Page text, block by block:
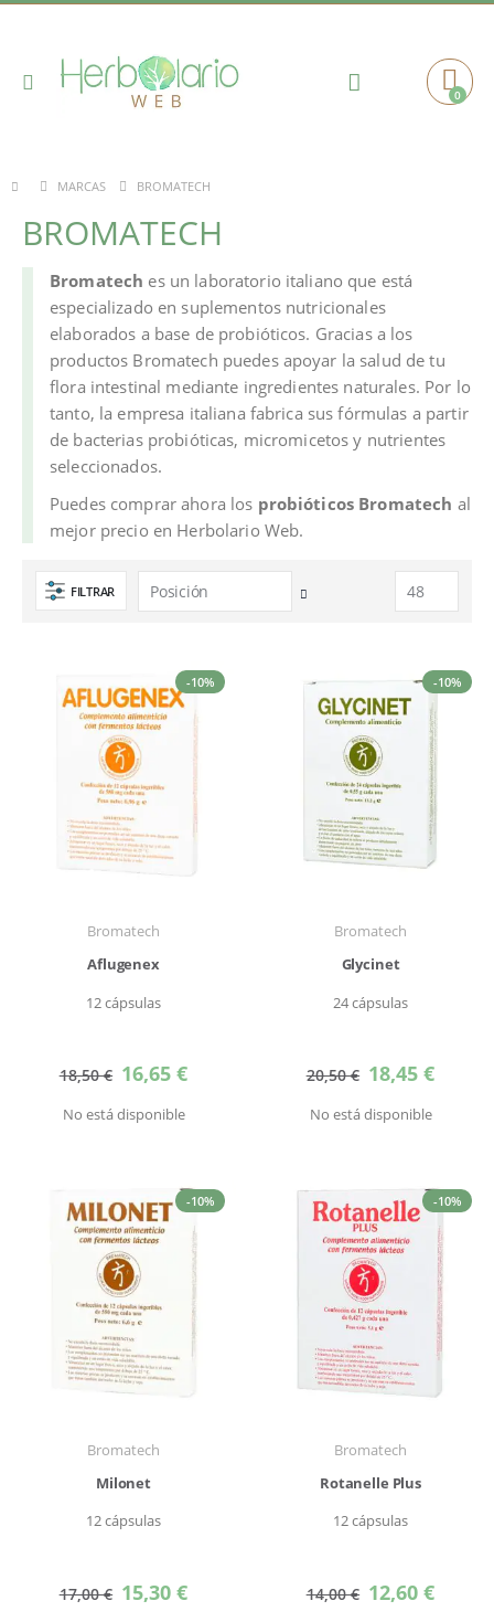
Toggle
Cart0
MARCAS BROMATECH
BROMATECH
Bromatech es un laboratorio italiano que está
especializado en suplementos nutricionales
elaborados a base de probióticos. Gracias a los
productos Bromatech puedes apoyar la salud de tu
flora intestinal mediante ingredientes naturales. Por lo
tanto, la empresa italiana fabrica sus fórmulas a partir
de bacterias probióticas, micromicetos y nutrientes
seleccionados.
Puedes comprar ahora los probióticos Bromatech al
mejor precio en Herbolario Web.
FILTRAR
Fijar
-10%
Bromatech
Aflugenex
12 cápsulas
18,50 € Precio
especial
16,65 €
No está disponible
-10%
Bromatech
Glycinet
24 cápsulas
20,50 € Precio
especial
18,45 €
No está disponible
-10%
Bromatech
Milonet
12 cápsulas
17,00 € Precio
especial
15,30 €
-10%
Bromatech
Rotanelle Plus
12 cápsulas
14,00 € Precio
especial
12,60 €